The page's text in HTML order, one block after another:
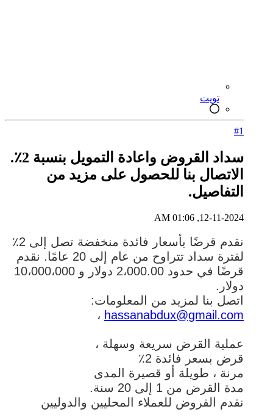
تويت
#1
سداد القروض واعادة التمويل بنسبة 2٪.
الاتصال بنا للحصول على مزيد من
التفاصيل.
12-11-2024, 01:06 AM
نقدم قرضًا بأسعار فائدة منخفضة تصل إلى 2٪
لفترة سداد تتراوح من عام إلى 20 عامًا. نقدم
قرضًا في حدود 2،000.00 دولار و 10،000،000
دولار.
اتصل بنا لمزيد من المعلومات:
hassanabdux@gmail.com ،
عملية القرض سريعة وسهلة ،
قرض بسعر فائدة 2٪
مرنة ، طويلة أو قصيرة المدى
مدة القرض من 1 إلى 20 سنة.
نقدم القروض للعملاء المحليين والدوليين